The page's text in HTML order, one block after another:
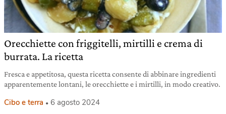
Orecchiette con friggitelli, mirtilli e crema di
burrata. La ricetta
Fresca e appetitosa, questa ricetta consente di abbinare ingredienti
apparentemente lontani, le orecchiette e i mirtilli, in modo creativo.
Cibo e terra 6 agosto 2024